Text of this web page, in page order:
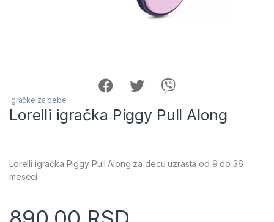
Igračke za bebe
Lorelli igračka Piggy Pull Along
Lorelli igračka Piggy Pull Along za decu uzrasta od 9 do 36
meseci